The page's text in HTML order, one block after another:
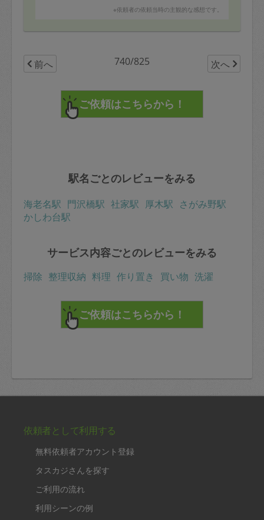
※依頼者の依頼当時の主観的な感想です。
前へ 740/825 次へ
駅名ごとのレビューをみる
海老名駅 門沢橋駅 社家駅 厚木駅 さがみ野駅
かしわ台駅
サービス内容ごとのレビューをみる
掃除 整理収納 料理 作り置き 買い物 洗濯
依頼者として利用する
無料依頼者アカウント登録
タスカジさんを探す
ご利用の流れ
利用シーンの例